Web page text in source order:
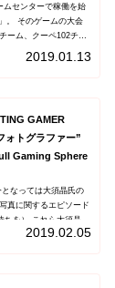
ムセンターで稼働を始
。 そのゲームの大会
ーム、クーペ102チー
できただろうか。
2019.01.13
GAMER
ォトグラファー”
Gaming Sphere
なっては大須晶氏の
真に関するエピソード
を） これら大須晶氏
Tokyo（以下、
2019.02.05